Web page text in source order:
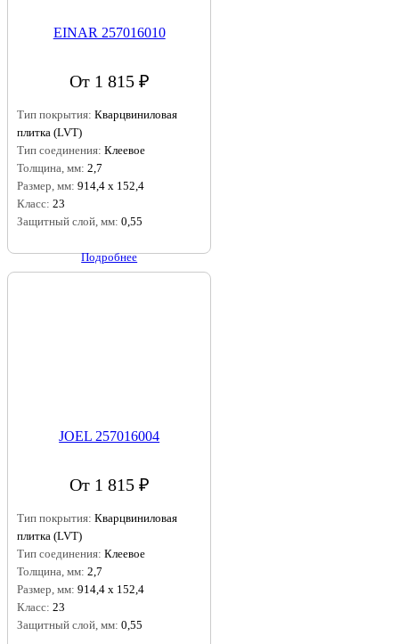
EINAR 257016010
От 1 815 ₽
Тип покрытия: Кварцвиниловая
плитка (LVT)
Тип соединения: Клеевое
Толщина, мм: 2,7
Размер, мм: 914,4 х 152,4
Класс: 23
Защитный слой, мм: 0,55
Подробнее
JOEL 257016004
От 1 815 ₽
Тип покрытия: Кварцвиниловая
плитка (LVT)
Тип соединения: Клеевое
Толщина, мм: 2,7
Размер, мм: 914,4 х 152,4
Класс: 23
Защитный слой, мм: 0,55